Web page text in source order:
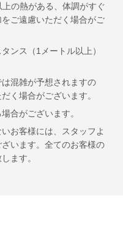
の熱がある、体調がすぐ
ご遠慮いただく場合がご
ンス（1メートル以上）
混雑が予想されますの
く場合がございます。
合がございます。
お客様には、スタッフよ
います。全てのお客様の
ます。